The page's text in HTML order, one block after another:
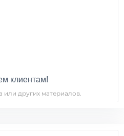
клиентам!
или других материалов.